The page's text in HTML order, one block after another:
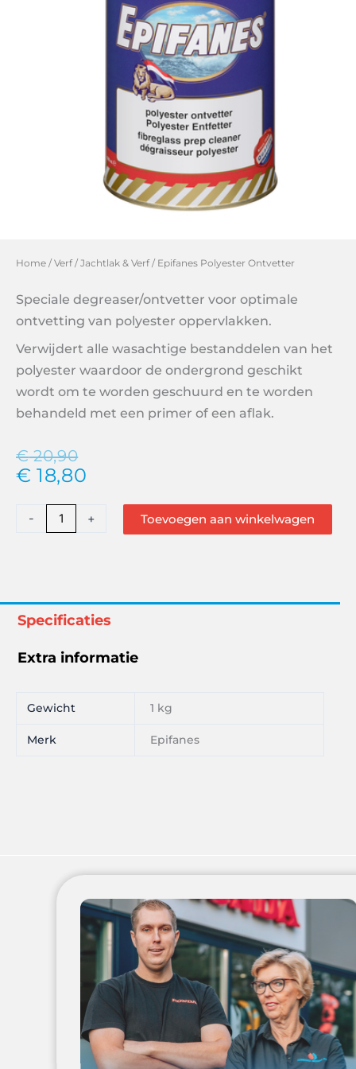
Home /Verf/Jachtlak & Verf/ Epifanes Polyester Ontvetter
Speciale degreaser/ontvetter voor optimale
ontvetting van polyester oppervlakken.
Verwijdert alle wasachtige bestanddelen van het
polyester waardoor de ondergrond geschikt
wordt om te worden geschuurd en te worden
behandeld met een primer of een aflak.
€20,90
Oorspronkelijke
prijs
€ 20,90.
€ 18,80
Huidige
prijs
€ 18,80.
-
Epifanes
Polyester
+ Toevoegen aan winkelwagen
Specificaties
Extra informatie
Gewicht 1 kg
Merk Epifanes